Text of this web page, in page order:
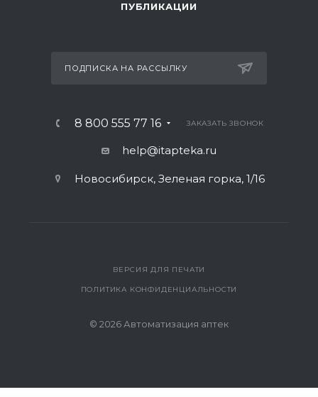
ПУБЛИКАЦИИ
ПОДПИСКА НА РАССЫЛКУ
8 800 555 77 16 ЗАКАЗАТЬ ЗВОНОК
help@itapteka.ru
Новосибирск, Зеленая горка, 1/16
ВЕРСИЯ ДЛЯ ПЕЧАТИ
ПОЛИТИКА КОНФИДЕНЦИАЛЬНОСТИ
© 2026 Автоматизация аптек